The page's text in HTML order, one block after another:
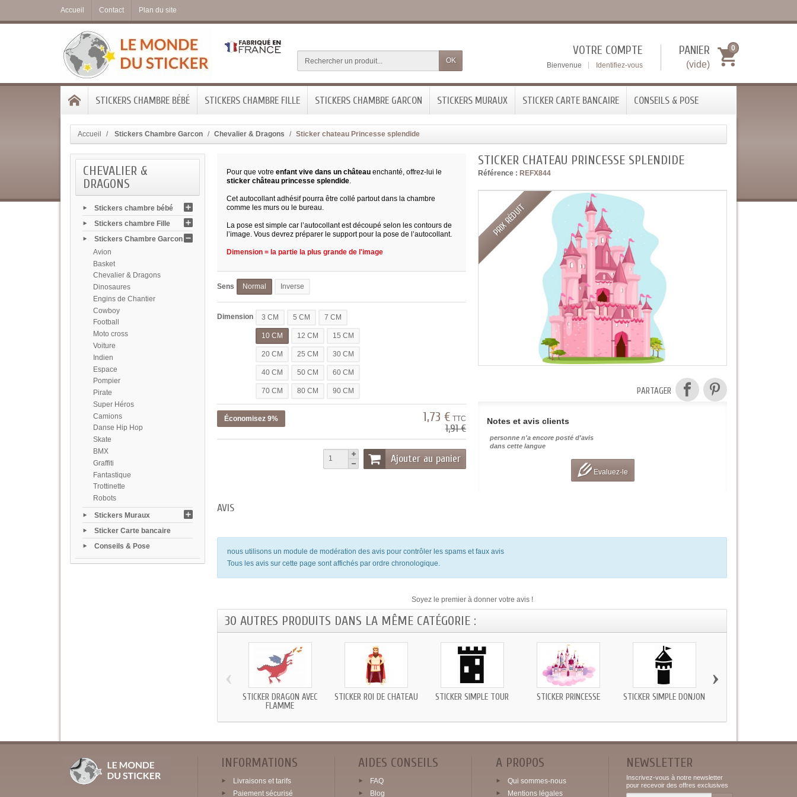
Accueil Contact Plan du site
OK
PANIER
(vide)
0
VOTRE COMPTE
Bienvenue Identifiez-vous
STICKERS CHAMBRE BÉBÉ STICKERS CHAMBRE FILLE STICKERS CHAMBRE GARCON STICKERS MURAUX STICKER CARTE BANCAIRE CONSEILS & POSE
Accueil Stickers Chambre Garcon Chevalier & Dragons Sticker chateau Princesse splendide
CHEVALIER &
DRAGONS
Stickers chambre bébé
Stickers chambre Fille
Stickers Chambre Garcon
Avion
Basket
Chevalier & Dragons
Dinosaures
Engins de Chantier
Cowboy
Football
Moto cross
Voiture
Indien
Espace
Pompier
Pirate
Super Héros
Camions
Danse Hip Hop
Skate
BMX
Graffiti
Fantastique
Trottinette
Robots
Stickers Muraux
Sticker Carte bancaire
Conseils & Pose
STICKER CHATEAU PRINCESSE SPLENDIDE
Référence : REFX844
PRIX RÉDUIT
PARTAGER
Notes et avis clients
personne n'a encore posté d'avis
dans cette langue
Evaluez-le
Pour que votreenfant vive dans un château enchanté, offrez-lui le
sticker château princesse splendide.
Cet autocollant adhésif pourra être collé partout dans la chambre
comme les murs ou le bureau.
La pose est simple car l’autocollant est découpé selon les contours de
l’image. Vous devrez préparer le support pour la pose de l’autocollant.
Dimension = la partie la plus grande de l'image
Sens Normal Inverse
Dimension 3 CM 5 CM 7 CM
10 CM 12 CM 15 CM
20 CM 25 CM 30 CM
40 CM 50 CM 60 CM
70 CM 80 CM 90 CM
Économisez 9% 1,73 € TTC
1,91 €
Ajouter au panier
AVIS
nous utilisons un module de modération des avis pour contrôler les spams et faux avis
Tous les avis sur cette page sont affichés par ordre chronologique.
Soyez le premier à donner votre avis !
30 AUTRES PRODUITS DANS LA MÊME CATÉGORIE :
STICKER DRAGON AVEC
FLAMME
STICKER ROI DE CHATEAU STICKER SIMPLE TOUR STICKER PRINCESSE STICKER SIMPLE DONJON
‹ ›
INFORMATIONS
Livraisons et tarifs
Paiement sécurisé
AIDES CONSEILS
FAQ
Blog
A PROPOS
Qui sommes-nous
Mentions légales
NEWSLETTER
Inscrivez-vous à notre newsletter
pour recevoir des offres exclusives